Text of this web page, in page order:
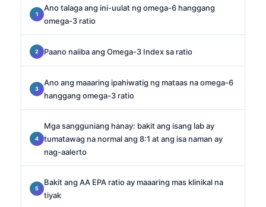
Ano talaga ang ini-uulat ng omega-6 hanggang
omega-3 ratio
Paano naiiba ang Omega-3 Index sa ratio
Ano ang maaaring ipahiwatig ng mataas na omega-6
hanggang omega-3 ratio
Mga sangguniang hanay: bakit ang isang lab ay
tumatawag na normal ang 8:1 at ang isa naman ay
nag-aalerto
Bakit ang AA EPA ratio ay maaaring mas klinikal na
tiyak